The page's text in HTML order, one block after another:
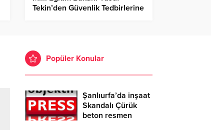
Tekin’den Güvenlik Tedbirlerine
Popüler Konular
Şanlıurfa’da inşaat
Skandalı Çürük
beton resmen